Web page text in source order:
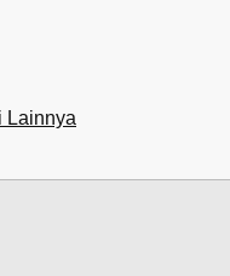
Lainnya